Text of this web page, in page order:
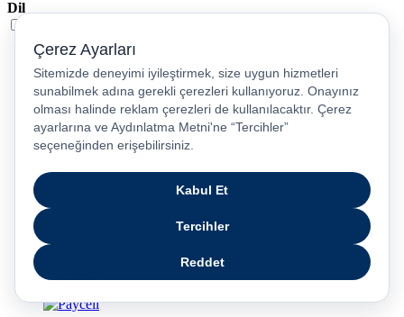
Dil
English
عربى
русский